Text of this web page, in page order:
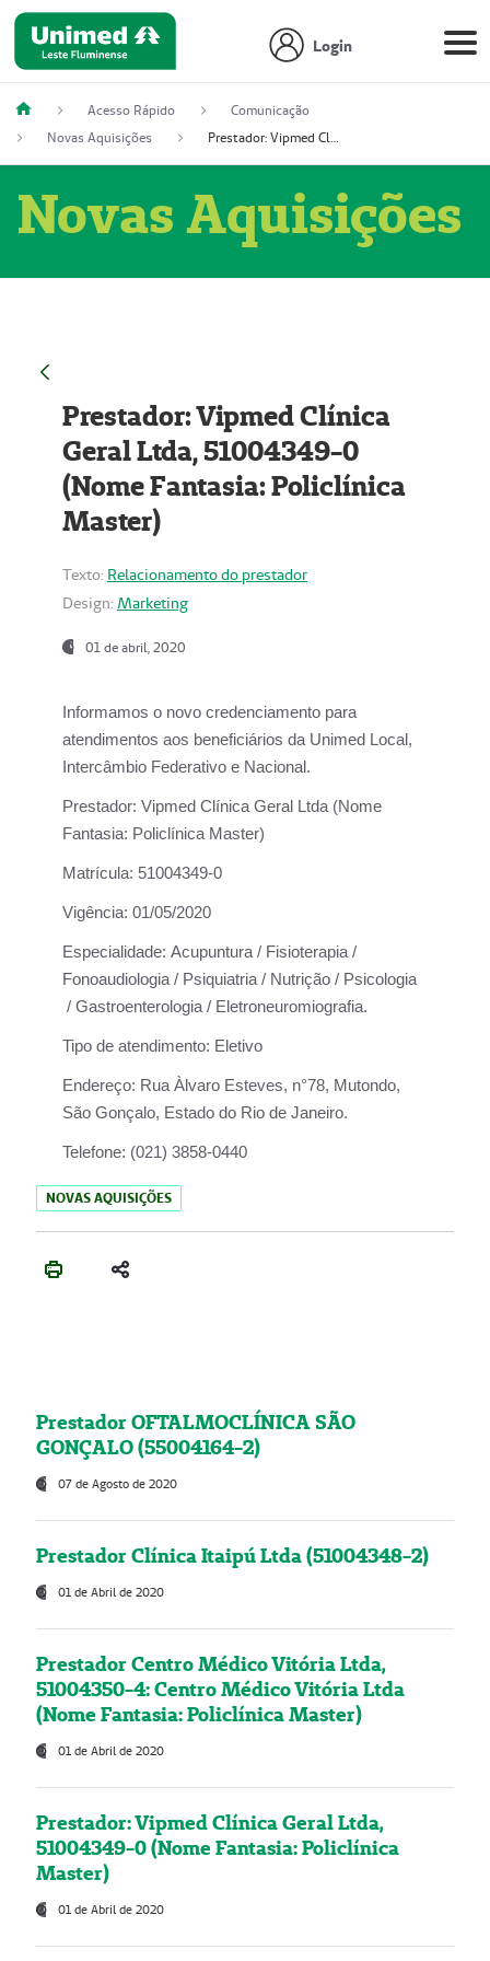
Login
Acesso Rápido
Comunicação
Novas Aquisições
Prestador: Vipmed Clínica Geral Ltda, 51004349-0 (Nome Fantasia: Policlínica Master)
Novas Aquisições
Prestador: Vipmed Clínica
Geral Ltda, 51004349-0
(Nome Fantasia: Policlínica
Master)
Texto: Relacionamento do prestador
Design: Marketing
01 de abril, 2020
Informamos o novo credenciamento para
atendimentos aos beneficiários da Unimed Local,
Intercâmbio Federativo e Nacional.
Prestador: Vipmed Clínica Geral Ltda (Nome
Fantasia: Policlínica Master)
Matrícula: 51004349-0
Vigência: 01/05/2020
Especialidade: Acupuntura / Fisioterapia /
Fonoaudiologia / Psiquiatria / Nutrição / Psicologia
/ Gastroenterologia / Eletroneuromiografia.
Tipo de atendimento: Eletivo
Endereço: Rua Àlvaro Esteves, n°78, Mutondo,
São Gonçalo, Estado do Rio de Janeiro.
Telefone: (021) 3858-0440
NOVAS AQUISIÇÕES
Prestador OFTALMOCLÍNICA SÃO
GONÇALO (55004164-2)
07 de Agosto de 2020
Prestador Clínica Itaipú Ltda (51004348-2)
01 de Abril de 2020
Prestador Centro Médico Vitória Ltda,
51004350-4: Centro Médico Vitória Ltda
(Nome Fantasia: Policlínica Master)
01 de Abril de 2020
Prestador: Vipmed Clínica Geral Ltda,
51004349-0 (Nome Fantasia: Policlínica
Master)
01 de Abril de 2020